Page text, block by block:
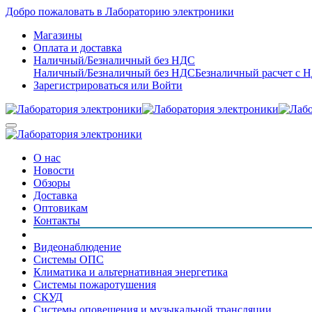
Добро пожаловать в Лабораторию электроники
Магазины
Оплата и доставка
Наличный/Безналичный без НДС
Наличный/Безналичный без НДСБезналичный расчет с
Зарегистрироваться или Войти
О нас
Новости
Обзоры
Доставка
Оптовикам
Контакты
Видеонаблюдение
Системы ОПС
Климатика и альтернативная энергетика
Системы пожаротушения
СКУД
Системы оповещения и музыкальной трансляции